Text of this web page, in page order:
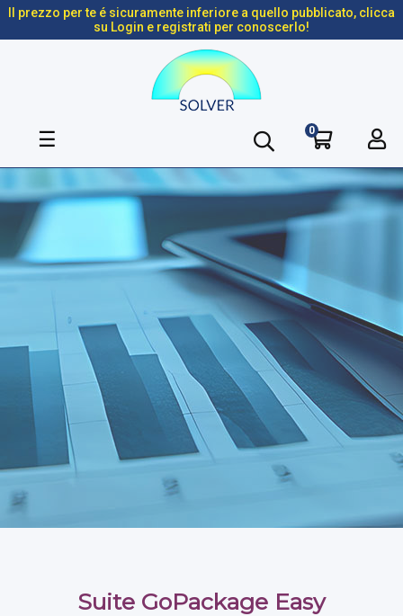
Il prezzo per te é sicuramente inferiore a quello pubblicato, clicca
su Login e registrati per conoscerlo!
navigazione
☰ 0
Suite GoPackage Easy